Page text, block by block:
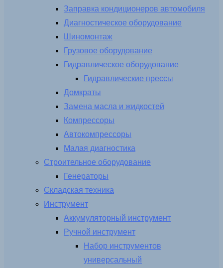
Заправка кондиционеров автомобиля
Диагностическое оборудование
Шиномонтаж
Грузовое оборудование
Гидравлическое оборудование
Гидравлические прессы
Домкраты
Замена масла и жидкостей
Компрессоры
Автокомпрессоры
Малая диагностика
Строительное оборудование
Генераторы
Складская техника
Инструмент
Аккумуляторный инструмент
Ручной инструмент
Набор инструментов
универсальный